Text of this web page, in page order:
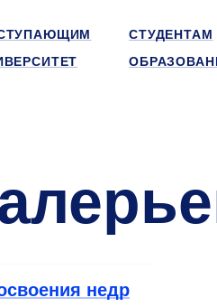
СТУДЕНТАМ
недр